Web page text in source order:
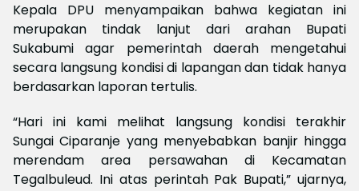
Kepala DPU menyampaikan bahwa kegiatan ini
merupakan tindak lanjut dari arahan Bupati
Sukabumi agar pemerintah daerah mengetahui
secara langsung kondisi di lapangan dan tidak hanya
berdasarkan laporan tertulis.
“Hari ini kami melihat langsung kondisi terakhir
Sungai Ciparanje yang menyebabkan banjir hingga
merendam area persawahan di Kecamatan
Tegalbuleud. Ini atas perintah Pak Bupati,” ujarnya,